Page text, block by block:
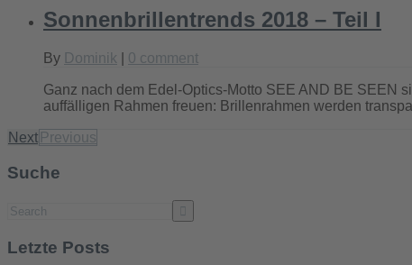
Sonnenbrillentrends 2018 – Teil I
By Dominik 0 comment
Ganz nach dem Edel-Optics-Motto SEE AND BE SEEN
auffälligen Rahmen freuen: Brillenrahmen werden
Next Previous
Suche
Letzte Posts